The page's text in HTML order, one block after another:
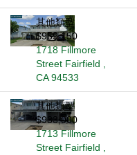
其他類型
$959,150
1718 Fillmore
Street Fairfield ,
CA 94533
其他類型
$933,000
1713 Fillmore
Street Fairfield ,